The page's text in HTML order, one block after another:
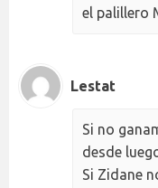
el palillero
Lestat
Si no
desde
Si Zidane